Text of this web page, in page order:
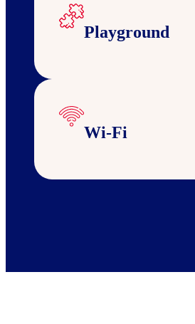
Playground
Wi-Fi